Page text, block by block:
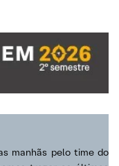
manhãs pelo time do